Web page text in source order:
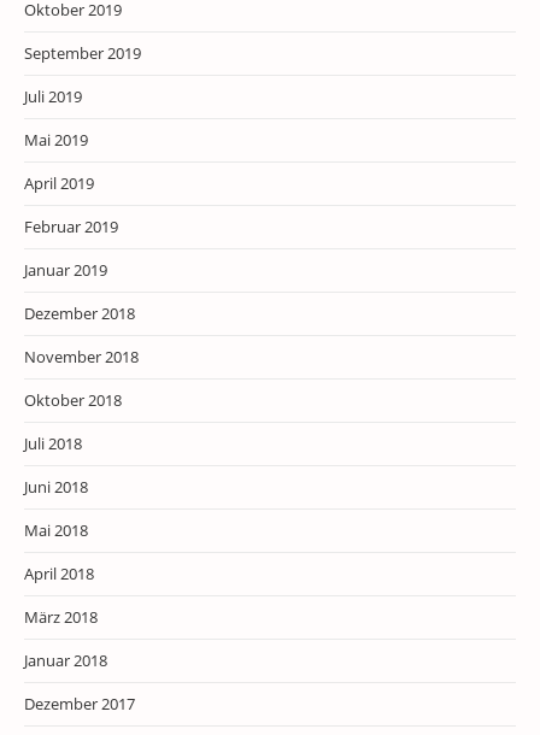
Oktober 2019
September 2019
Juli 2019
Mai 2019
April 2019
Februar 2019
Januar 2019
Dezember 2018
November 2018
Oktober 2018
Juli 2018
Juni 2018
Mai 2018
April 2018
März 2018
Januar 2018
Dezember 2017